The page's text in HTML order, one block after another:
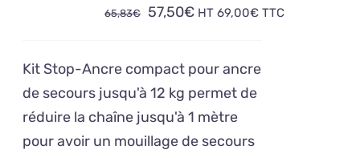
65,83€
Le
initial
était :
65,83€.
57,50€Le
57,50€.
HT69,00€ TTC
Kit Stop-Ancre compact pour ancre
de secours jusqu'à 12 kg permet de
réduire la chaîne jusqu'à 1 mètre
pour avoir un mouillage de secours